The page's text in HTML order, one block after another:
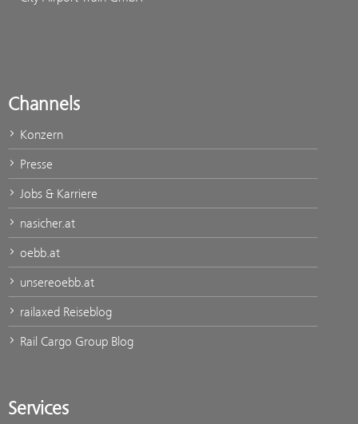
Channels
Konzern
Presse
Jobs & Karriere
nasicher.at
oebb.at
unsereoebb.at
railaxed Reiseblog
Rail Cargo Group Blog
Services